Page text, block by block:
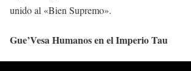
unido al «Bien Supremo».
Gue’Vesa Humanos en el Imperio Tau